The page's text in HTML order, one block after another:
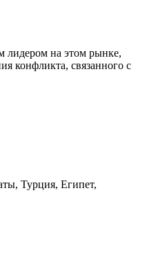
лидером на этом рынке,
конфликта, связанного с
Турция, Египет,